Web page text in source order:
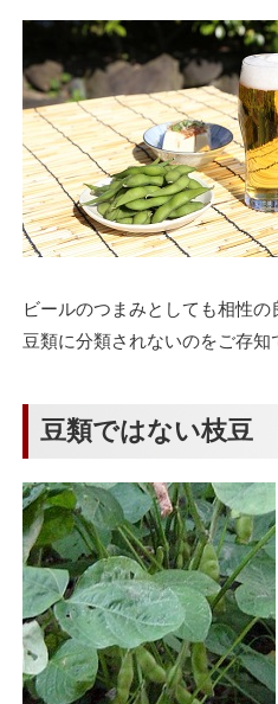
ビールのつまみとしても相性
豆類に分類されないのをご存知
豆類ではない枝豆